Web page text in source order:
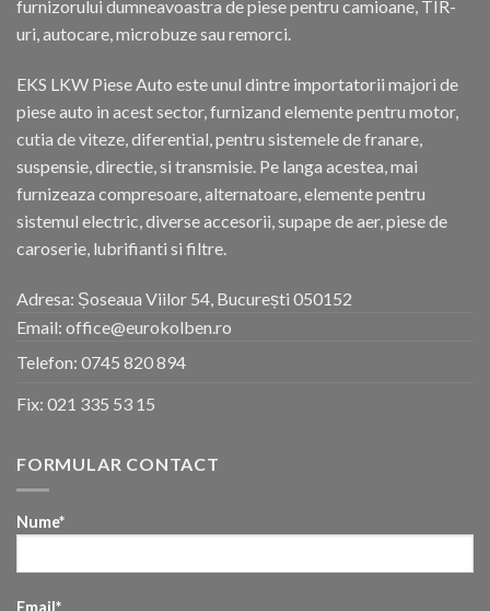
furnizorului dumneavoastra de piese pentru camioane, TIR-
uri, autocare, microbuze sau remorci.
EKS LKW Piese Auto este unul dintre importatorii majori de
piese auto in acest sector, furnizand elemente pentru motor,
cutia de viteze, diferential, pentru sistemele de franare,
suspensie, directie, si transmisie. Pe langa acestea, mai
furnizeaza compresoare, alternatoare, elemente pentru
sistemul electric, diverse accesorii, supape de aer, piese de
caroserie, lubrifianti si filtre.
Adresa: Șoseaua Viilor 54, București 050152
Email: office@eurokolben.ro
Telefon: 0745 820 894
Fix: 021 335 53 15
FORMULAR CONTACT
Nume*